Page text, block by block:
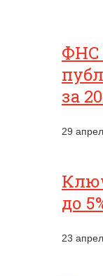
ФНС
за
29
до
23